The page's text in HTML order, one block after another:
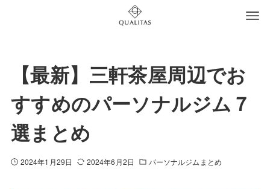
【最新】三軒茶屋周辺でお
すすめのパーソナルジム７
選まとめ
2024年1月29日 2024年6月2日 パーソナルジムまとめ